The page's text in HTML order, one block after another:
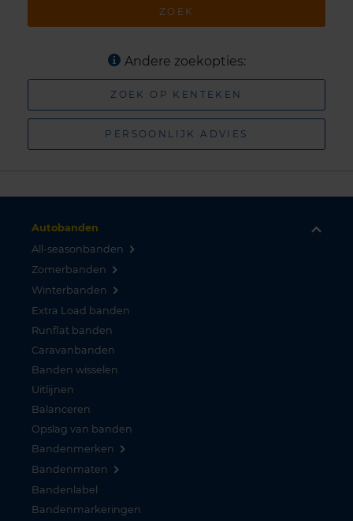
ZOEK
Andere zoekopties:
ZOEK OP KENTEKEN
PERSOONLIJK ADVIES
Autobanden
All-seasonbanden
Zomerbanden
Winterbanden
Extra Load banden
Runflat banden
Caravanbanden
Banden wisselen
Uitlijnen
Balanceren
Opslag van banden
Bandenmerken
Bandenmaten
Bandenlabel
Bandenmarkeringen